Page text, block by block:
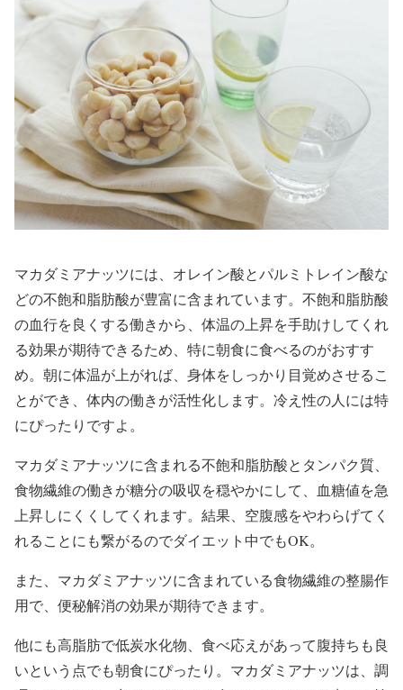
マカダミアナッツには、オレイン酸とパルミトレイン酸な
どの不飽和脂肪酸が豊富に含まれています。不飽和脂肪酸
の血行を良くする働きから、体温の上昇を手助けしてくれ
る効果が期待できるため、特に朝食に食べるのがおすす
め。朝に体温が上がれば、身体をしっかり目覚めさせるこ
とができ、体内の働きが活性化します。冷え性の人には特
にぴったりですよ。
マカダミアナッツに含まれる不飽和脂肪酸とタンパク質、
食物繊維の働きが糖分の吸収を穏やかにして、血糖値を急
上昇しにくくしてくれます。結果、空腹感をやわらげてく
れることにも繋がるのでダイエット中でもOK。
また、マカダミアナッツに含まれている食物繊維の整腸作
用で、便秘解消の効果が期待できます。
他にも高脂肪で低炭水化物、食べ応えがあって腹持ちも良
いという点でも朝食にぴったり。マカダミアナッツは、調